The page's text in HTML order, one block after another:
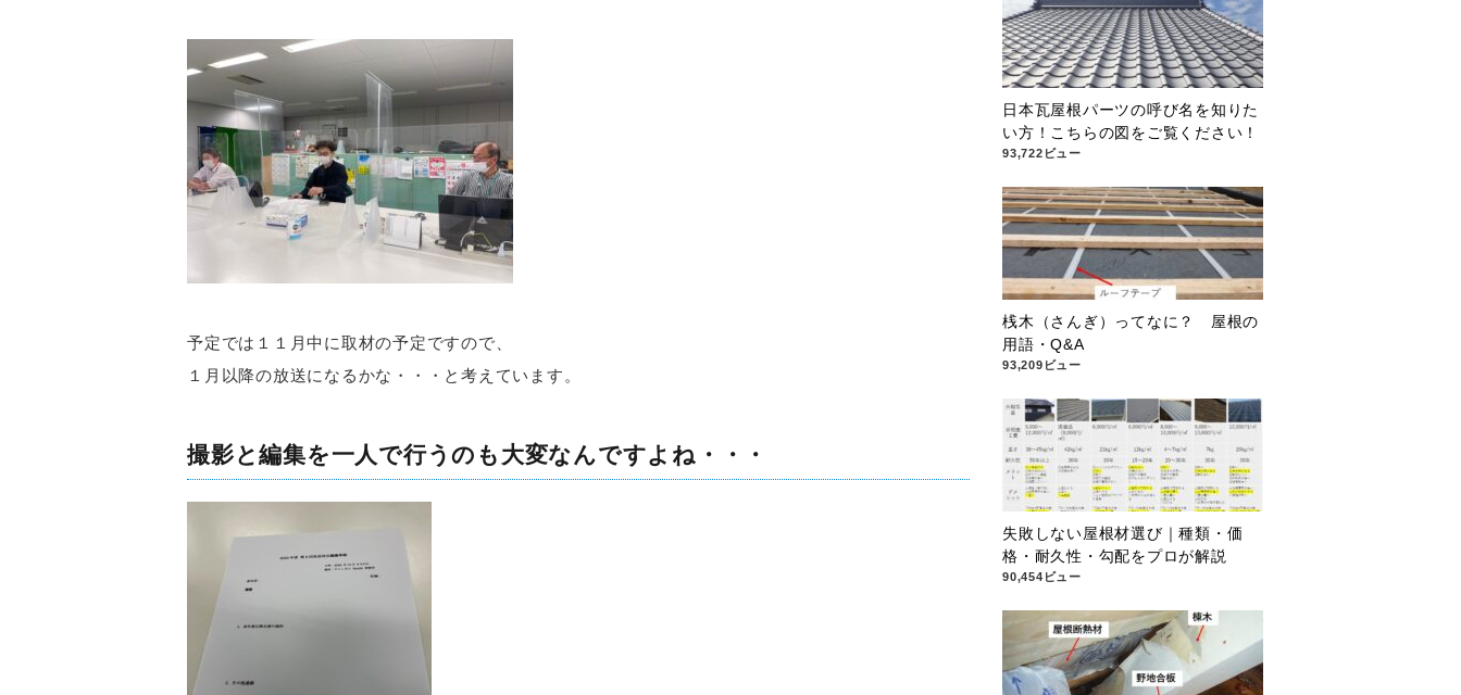
予定では１１月中に取材の予定ですので、
１月以降の放送になるかな・・・と考えています。
撮影と編集を一人で行うのも大変なんですよね・・・
日本瓦屋根パーツの呼び名を知りた
い方！こちらの図をご覧ください！
93,722ビュー
桟木（さんぎ）ってなに？ 屋根の
用語・Q&A
93,209ビュー
失敗しない屋根材選び｜種類・価
格・耐久性・勾配をプロが解説
90,454ビュー